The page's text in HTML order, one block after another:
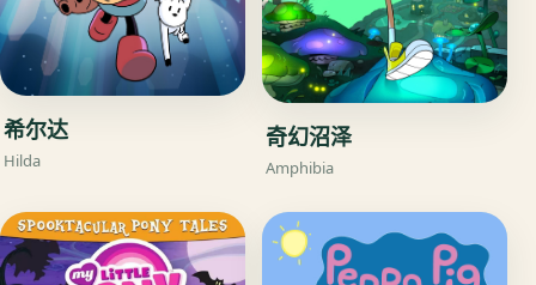
希尔达
Hilda
奇幻沼泽
Amphibia